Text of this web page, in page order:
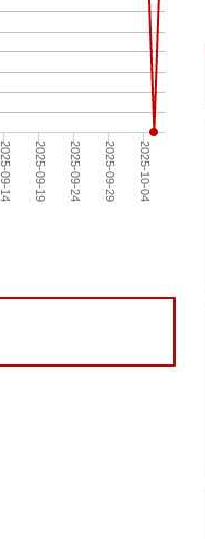
2025-09-14 2025-09-19 2025-09-24 2025-09-29 2025-10-04